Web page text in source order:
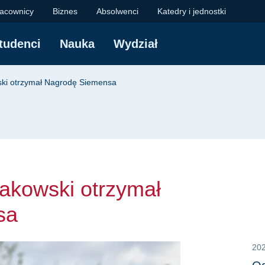
otrzymał
Biznes Absolwenci Katedry i jednostki
Nauka Wydział
otrzymał Nagrodę Siemensa
otrzymał